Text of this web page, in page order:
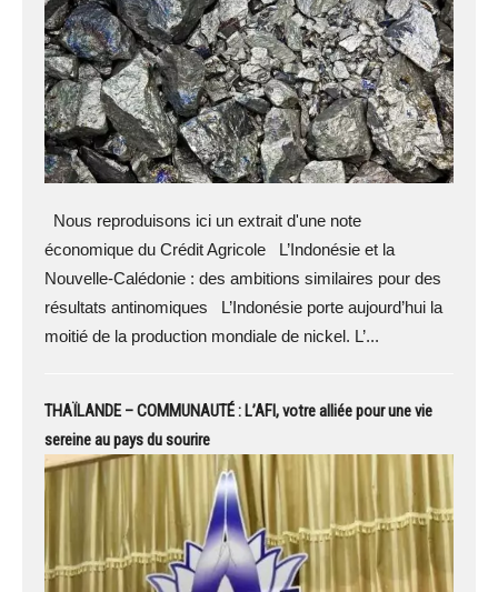
Nous reproduisons ici un extrait d'une note
économique du Crédit Agricole L’Indonésie et la
Nouvelle-Calédonie : des ambitions similaires pour des
résultats antinomiques L’Indonésie porte aujourd’hui la
moitié de la production mondiale de nickel. L’...
THAÏLANDE – COMMUNAUTÉ : L’AFI, votre alliée pour une vie
sereine au pays du sourire